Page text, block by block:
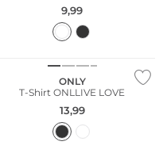
9,99
ONLY
T-Shirt ONLLIVE LOVE
13,99